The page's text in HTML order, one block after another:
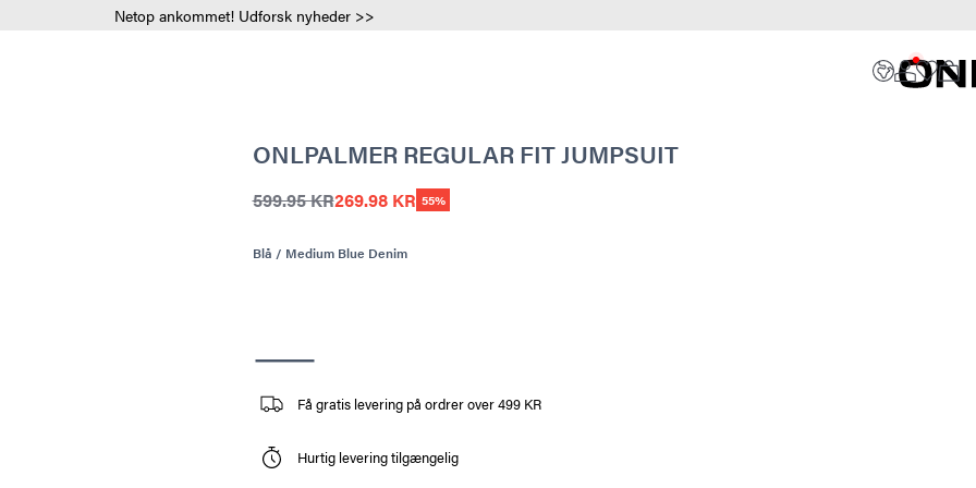
Netop ankommet! Udforsk nyheder >>
ONLPALMER REGULAR FIT JUMPSUIT
599.95 KR269.98 KR 55%
Blå / Medium Blue Denim
Få gratis levering på ordrer over 499 KR
Hurtig levering tilgængelig